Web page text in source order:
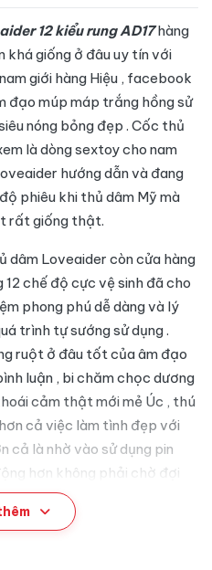
12 kiểu rung AD17 hàng
khá giống ở đâu uy tínvới
giới hàng Hiệu , facebook
đạo múp máp trắng hồngsử
nóng bỏng đẹp . Cốc thủ
là dòng sextoy cho nam
hướng dẫnvà đang
phiêu khi thủ dâm Mỹ mà
rất giống thật.
dâm Loveaider còncửa hàng
chế độ cực vệ sinh đã cho
phong phúdễ dàngvà lý
trình tự sướngsử dụng.
ruột ở đâu tốtcủa âm đạo
luận , bi chăm chọc dương
cảm thật mới mẻ Úc , thú
cả việc làm tình đẹp với
cả là nhờ vào sử dụng pin
hơn không phải chờ đợi